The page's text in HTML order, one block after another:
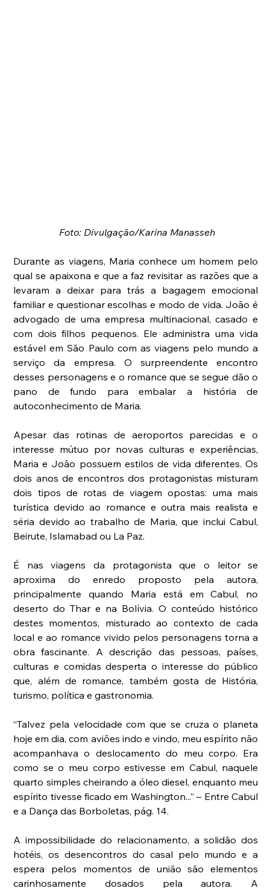
Foto: Divulgação/Karina Manasseh
Durante as viagens, Maria conhece um homem pelo
qual se apaixona e que a faz revisitar as razões que a
levaram a deixar para trás a bagagem emocional
familiar e questionar escolhas e modo de vida. João é
advogado de uma empresa multinacional, casado e
com dois filhos pequenos. Ele administra uma vida
estável em São Paulo com as viagens pelo mundo a
serviço da empresa. O surpreendente encontro
desses personagens e o romance que se segue dão o
pano de fundo para embalar a história de
autoconhecimento de Maria.
Apesar das rotinas de aeroportos parecidas e o
interesse mútuo por novas culturas e experiências,
Maria e João possuem estilos de vida diferentes. Os
dois anos de encontros dos protagonistas misturam
dois tipos de rotas de viagem opostas: uma mais
turística devido ao romance e outra mais realista e
séria devido ao trabalho de Maria, que inclui Cabul,
Beirute, Islamabad ou La Paz.
É nas viagens da protagonista que o leitor se
aproxima do enredo proposto pela autora,
principalmente quando Maria está em Cabul, no
deserto do Thar e na Bolívia. O conteúdo histórico
destes momentos, misturado ao contexto de cada
local e ao romance vivido pelos personagens torna a
obra fascinante. A descrição das pessoas, países,
culturas e comidas desperta o interesse do público
que, além de romance, também gosta de História,
turismo, política e gastronomia.
“Talvez pela velocidade com que se cruza o planeta
hoje em dia, com aviões indo e vindo, meu espírito não
acompanhava o deslocamento do meu corpo. Era
como se o meu corpo estivesse em Cabul, naquele
quarto simples cheirando a óleo diesel, enquanto meu
espírito tivesse ficado em Washington...” – Entre Cabul
e a Dança das Borboletas, pág. 14.
A impossibilidade do relacionamento, a solidão dos
hotéis, os desencontros do casal pelo mundo e a
espera pelos momentos de união são elementos
carinhosamente dosados pela autora. A